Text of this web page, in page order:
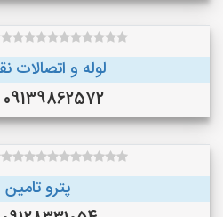
لوله و اتصالات
09139862572 (شهرکرد)
پترو تامین